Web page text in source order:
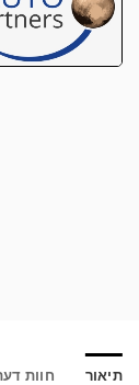
תיאור חוות דעת